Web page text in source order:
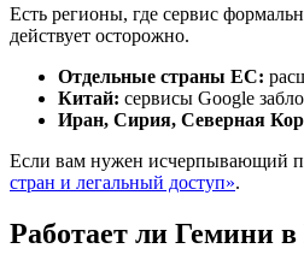
Есть регионы, где сервис
действует осторожно.
Отдельные страны ЕС:
Китай: сервисы Google
Иран, Сирия, Северная
Если вам нужен исчерпывающий
стран и легальный доступ».
Работает ли Гемини